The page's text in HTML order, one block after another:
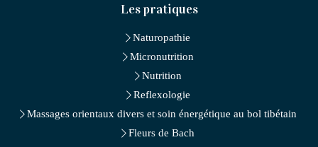
Les pratiques
Naturopathie
Micronutrition
Nutrition
Reflexologie
Massages orientaux divers et soin énergétique au bol tibétain
Fleurs de Bach